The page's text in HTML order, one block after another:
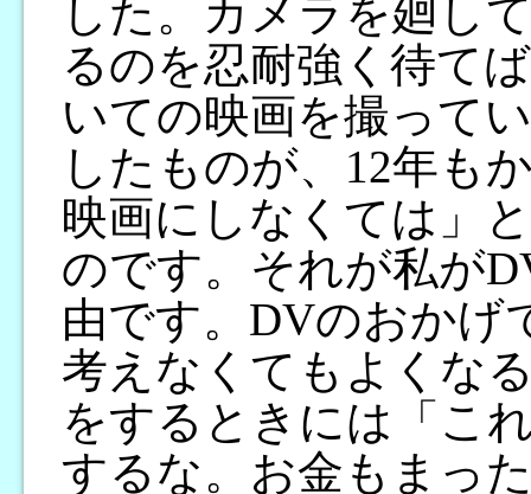
した。カメラを廻し
るのを忍耐強く待て
いての映画を撮って
したものが、12年も
映画にしなくては」
のです。それが私が
由です。DVのおかげ
考えなくてもよくな
をするときには「こ
するな。お金もまっ